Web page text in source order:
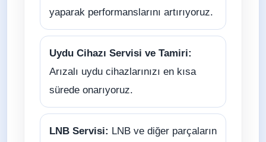
yaparak performanslarını artırıyoruz.
Uydu Cihazı Servisi ve Tamiri:
Arızalı uydu cihazlarınızı en kısa
sürede onarıyoruz.
LNB Servisi: LNB ve diğer parçaların